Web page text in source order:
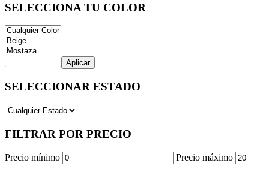
SELECCIONA TU COLOR
Aplicar
SELECCIONAR ESTADO
FILTRAR POR PRECIO
Precio mínimo Precio máximo